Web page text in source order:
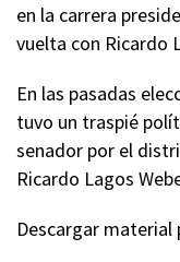
en la carrera
vuelta con Ricardo
En las pasadas
tuvo un traspié
senador por el
Ricardo Lagos
Descargar material